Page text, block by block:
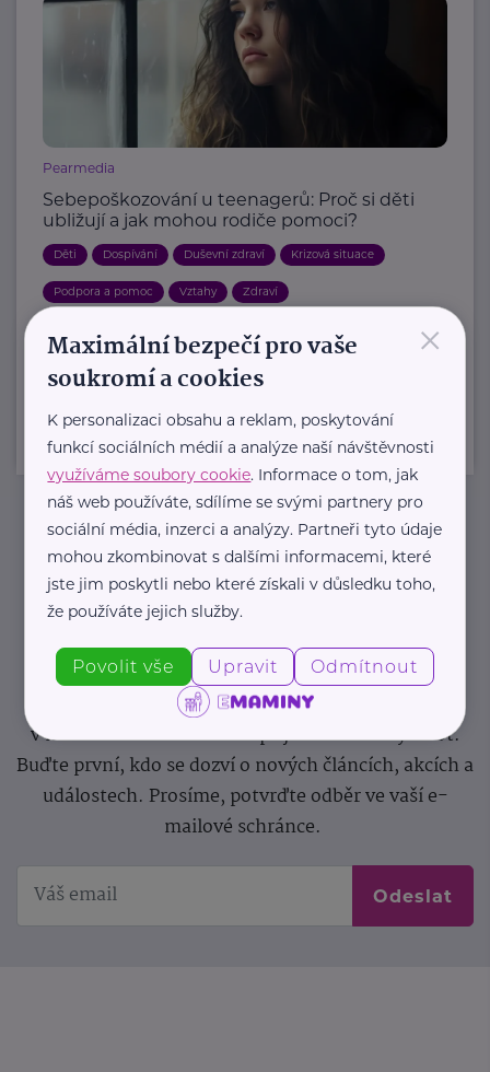
Pearmedia
Sebepoškozování u teenagerů: Proč si děti
ubližují a jak mohou rodiče pomoci?
Děti Dospívání Duševní zdraví Krizová situace
Podpora a pomoc Vztahy Zdraví
Další články
Newsletter
Pravidelný přísun novinek, inspirace na každý den,
podpora pro rodiče i sdílení zkušeností. Takový je
Newsletter webu eMaminy.cz. Přihlaste se k jeho
odběru a čtěte o tématech, které vám pomohou
v náročném období nebo zpříjemní rodinný život.
Buďte první, kdo se dozví o nových článcích, akcích a
událostech. Prosíme, potvrďte odběr ve vaší e-
mailové schránce.
Odeslat
×
Maximální bezpečí pro vaše
soukromí a cookies
K personalizaci obsahu a reklam, poskytování
funkcí sociálních médií a analýze naší návštěvnosti
využíváme soubory cookie. Informace o tom, jak
náš web používáte, sdílíme se svými partnery pro
sociální média, inzerci a analýzy. Partneři tyto údaje
mohou zkombinovat s dalšími informacemi, které
jste jim poskytli nebo které získali v důsledku toho,
že používáte jejich služby.
Povolit vše Upravit Odmítnout